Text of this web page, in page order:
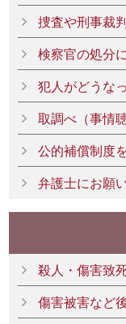
捜査や刑事裁
検察官の処分
犯人がどうな
取調べ（事情
公的補償制度
弁護士にお願
殺人・傷害致
傷害被害など